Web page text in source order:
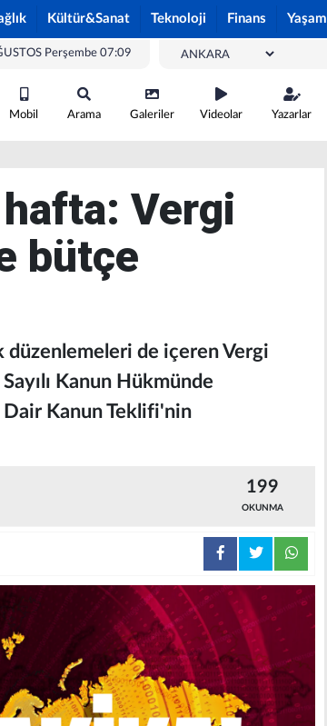
Kültür&Sanat Teknoloji Finans Yaşam
Perşembe 07:09
Mobil Arama Galeriler Videolar Yazarlar
Vergi
bütçe
de içeren Vergi
Kanun Hükmünde
Dair Kanun Teklifi'nin
199
OKUNMA